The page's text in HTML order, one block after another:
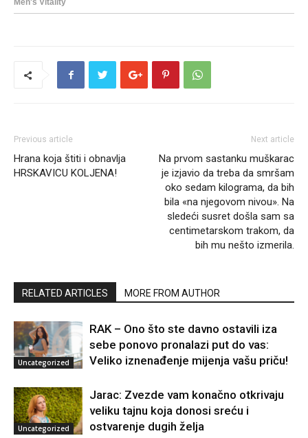
Previous article
Hrana koja štiti i obnavlja
HRSKAVICU KOLJENA!
Next article
Na prvom sastanku muškarac
je izjavio da treba da smršam
oko sedam kilograma, da bih
bila «na njegovom nivou». Na
sledeći susret došla sam sa
centimetarskom trakom, da
bih mu nešto izmerila.
RELATED ARTICLES MORE FROM AUTHOR
Uncategorized
RAK – Ono što ste davno ostavili iza
sebe ponovo pronalazi put do vas:
Veliko iznenađenje mijenja vašu priču!
Uncategorized
Jarac: Zvezde vam konačno otkrivaju
veliku tajnu koja donosi sreću i
ostvarenje dugih želja